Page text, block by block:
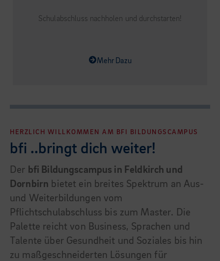
Schulabschluss nachholen und durchstarten!
Mehr Dazu
HERZLICH WILLKOMMEN AM BFI BILDUNGSCAMPUS
bfi ..bringt dich weiter!
Der bfi Bildungscampus in Feldkirch und
Dornbirn bietet ein breites Spektrum an Aus-
und Weiterbildungen vom
Pflichtschulabschluss bis zum Master. Die
Palette reicht von Business, Sprachen und
Talente über Gesundheit und Soziales bis hin
zu maßgeschneiderten Lösungen für